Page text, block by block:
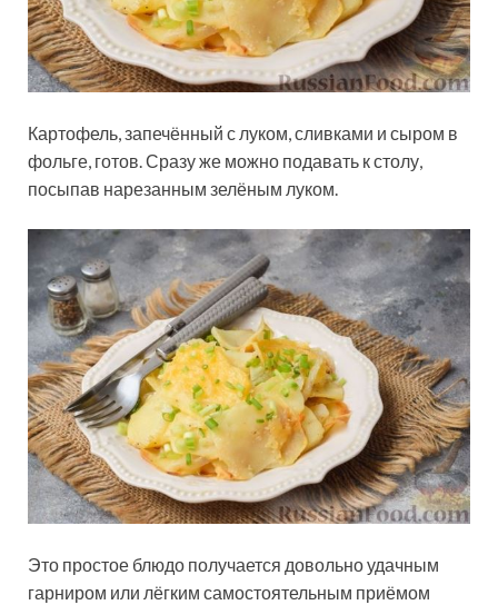
Картофель, запечённый с луком, сливками и сыром в
фольге, готов. Сразу же можно подавать к столу,
посыпав нарезанным зелёным луком.
Это простое блюдо получается довольно удачным
гарниром или лёгким самостоятельным приёмом